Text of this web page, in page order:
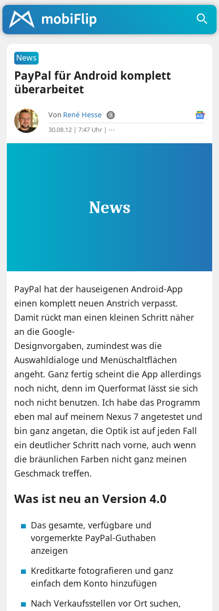
News
PayPal für Android komplett
überarbeitet
Von René Hesse
30.08.12 | 7:47 Uhr | ⋯
PayPal hat der hauseigenen Android-App
einen komplett neuen Anstrich verpasst.
Damit rückt man einen kleinen Schritt näher
an die Google-
Designvorgaben, zumindest was die
Auswahldialoge und Menüschaltflächen
angeht. Ganz fertig scheint die App allerdings
noch nicht, denn im Querformat lässt sie sich
noch nicht benutzen. Ich habe das Programm
eben mal auf meinem Nexus 7 angetestet und
bin ganz angetan, die Optik ist auf jeden Fall
ein deutlicher Schritt nach vorne, auch wenn
die bräunlichen Farben nicht ganz meinen
Geschmack treffen.
Was ist neu an Version 4.0
Das gesamte, verfügbare und
vorgemerkte PayPal-Guthaben
anzeigen
Kreditkarte fotografieren und ganz
einfach dem Konto hinzufügen
Nach Verkaufsstellen vor Ort suchen,